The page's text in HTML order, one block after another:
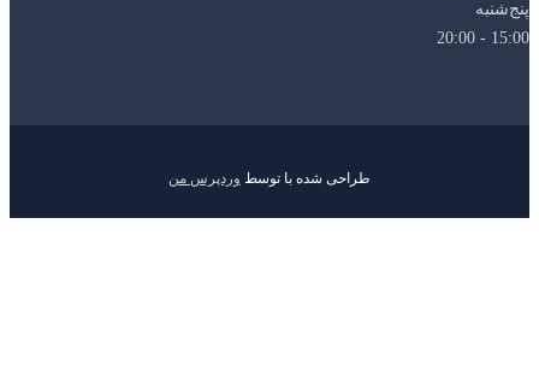
طراحی شده باتوسطوردپرس من